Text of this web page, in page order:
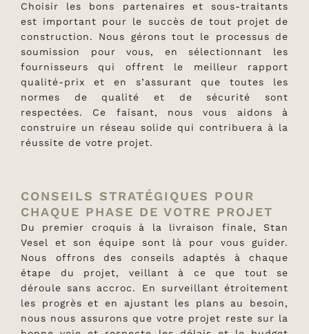
Choisir les bons partenaires et sous-traitants
est important pour le succès de tout projet de
construction. Nous gérons tout le processus de
soumission pour vous, en sélectionnant les
fournisseurs qui offrent le meilleur rapport
qualité-prix et en s’assurant que toutes les
normes de qualité et de sécurité sont
respectées. Ce faisant, nous vous aidons à
construire un réseau solide qui contribuera à la
réussite de votre projet.
CONSEILS STRATÉGIQUES POUR
CHAQUE PHASE DE VOTRE PROJET
Du premier croquis à la livraison finale, Stan
Vesel et son équipe sont là pour vous guider.
Nous offrons des conseils adaptés à chaque
étape du projet, veillant à ce que tout se
déroule sans accroc. En surveillant étroitement
les progrès et en ajustant les plans au besoin,
nous nous assurons que votre projet reste sur la